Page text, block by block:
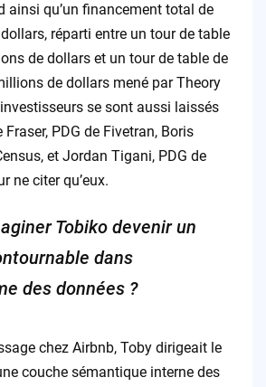
ainsi qu’un financement total de
réparti entre un tour de table
de dollars et un tour de table de
de dollars mené par Theory
se sont aussi laissés
Fraser, PDG de Fivetran, Boris
et Jordan Tigani, PDG de
ne citer qu’eux.
Tobiko devenir un
dans
des données ?
chez Airbnb, Toby dirigeait le
couche sémantique interne des